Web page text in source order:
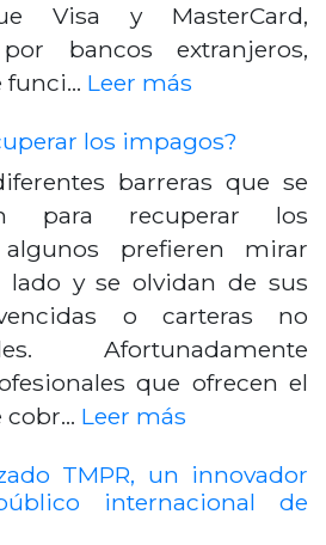
Visa y MasterCard,
bancos extranjeros,
funci… Leer más
los impagos?
barreras que se
para recuperar los
algunos prefieren mirar
lado y se olvidan de sus
o carteras no
Afortunadamente
que ofrecen el
cobr… Leer más
TMPR, un innovador
internacional de